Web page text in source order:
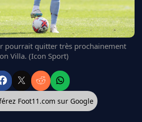
pourrait quitter très prochainement
Villa. (Icon Sport)
Foot11.com sur Google